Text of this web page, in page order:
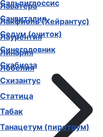
Лаватера
Лакфиоль (Хейрантус)
Лаурентия
Линария
Лобелия
Сальпиглоссис
Санвиталия
Седум (очиток)
Синеголовник
Скабиоза
Схизантус
Статица
Табак
Танацетум (пиретрум)